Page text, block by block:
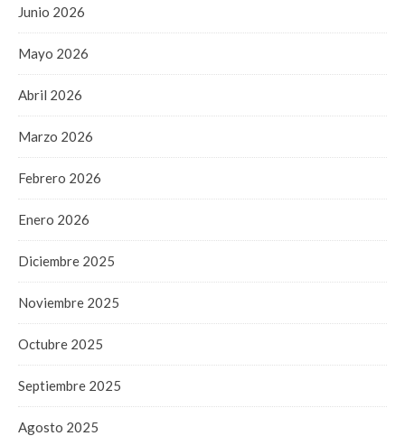
Junio 2026
Mayo 2026
Abril 2026
Marzo 2026
Febrero 2026
Enero 2026
Diciembre 2025
Noviembre 2025
Octubre 2025
Septiembre 2025
Agosto 2025